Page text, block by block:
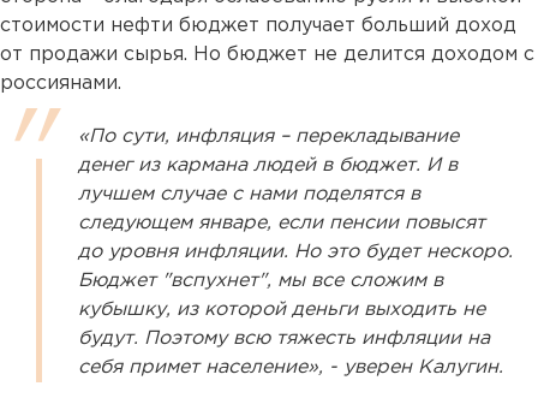
стоимости нефти бюджет получает больший доход
от продажи сырья. Но бюджет не делится доходом с
россиянами.
«По сути, инфляция – перекладывание
денег из кармана людей в бюджет. И в
лучшем случае с нами поделятся в
следующем январе, если пенсии повысят
до уровня инфляции. Но это будет нескоро.
Бюджет "вспухнет", мы все сложим в
кубышку, из которой деньги выходить не
будут. Поэтому всю тяжесть инфляции на
себя примет население», - уверен Калугин.